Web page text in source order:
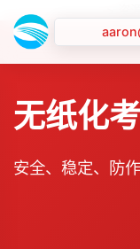
无纸化
安全、稳定、防